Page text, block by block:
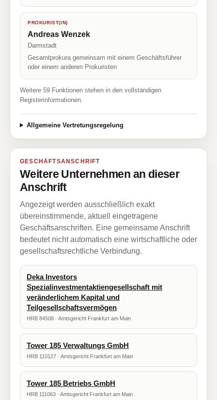
PROKURIST(IN)
Andreas Wenzek
Darmstadt
Gesamtprokura gemeinsam mit einem Geschäftsführer
oder einem anderen Prokuristen
Weitere 59 Funktionen stehen in den vollständigen
Registerinformationen.
Allgemeine Vertretungsregelung
GESCHÄFTSANSCHRIFT
Weitere Unternehmen an dieser
Anschrift
Angezeigt werden ausschließlich exakt
übereinstimmende, aktuell eingetragene
Geschäftsanschriften. Eine gemeinsame Anschrift
bedeutet nicht automatisch eine wirtschaftliche oder
gesellschaftsrechtliche Verbindung.
Deka Investors
Spezialinvestmentaktiengesellschaft mit
veränderlichem Kapital und
Teilgesellschaftsvermögen
HRB 84508 · Amtsgericht Frankfurt am Main
Tower 185 Verwaltungs GmbH
HRB 110127 · Amtsgericht Frankfurt am Main
Tower 185 Betriebs GmbH
HRB 111063 · Amtsgericht Frankfurt am Main